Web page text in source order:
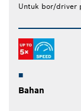
Untuk bor/driver
Bahan